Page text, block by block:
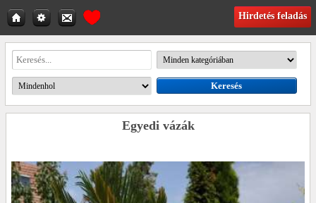
Hirdetés feladás
Egyedi vázák